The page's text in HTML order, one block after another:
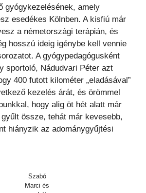
gyógykezelésének, amely
esedékes Kölnben. A kisfiú már
a németországi terápián, és
hosszú ideig igénybe kell vennie
A gyógypedagógusként
sportoló, Nádudvari Péter azt
400 futott kilométer „eladásával”
kezelés árát, és örömmel
hogy alig öt hét alatt már
össze, tehát már kevesebb,
hiányzik az adománygyűjtési
Szabó
Marci és